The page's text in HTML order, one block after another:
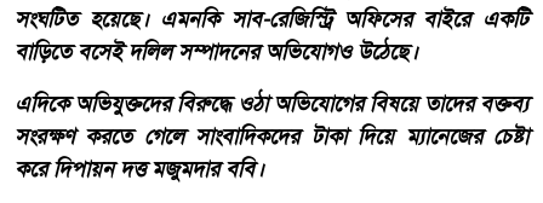
সংঘটিত হয়েছে। এমনকি সাব-রেজিস্ট্রি অফিসের বাইরে একটি
বাড়িতে বসেই দলিল সম্পাদনের অভিযোগও উঠেছে।
‎এদিকে অভিযুক্তদের বিরুদ্ধে ওঠা অভিযোগের বিষয়ে তাদের বক্তব্য
সংরক্ষণ করতে গেলে সাংবাদিকদের টাকা দিয়ে ম্যানেজের চেষ্টা
করে দিপায়ন দত্ত মজুমদার ববি।